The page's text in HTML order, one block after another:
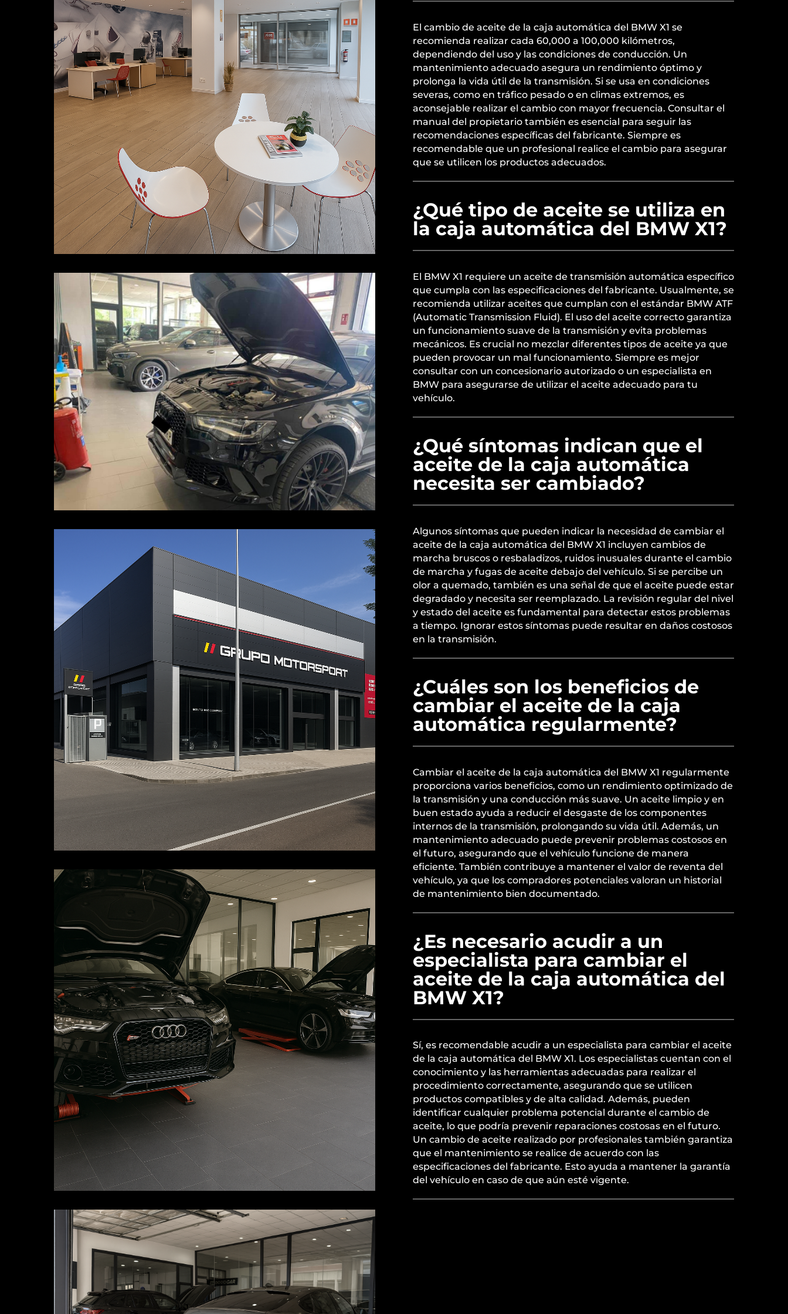
El cambio de aceite de la caja automática del BMW X1 se
recomienda realizar cada 60,000 a 100,000 kilómetros,
dependiendo del uso y las condiciones de conducción. Un
mantenimiento adecuado asegura un rendimiento óptimo y
prolonga la vida útil de la transmisión. Si se usa en condiciones
severas, como en tráfico pesado o en climas extremos, es
aconsejable realizar el cambio con mayor frecuencia. Consultar el
manual del propietario también es esencial para seguir las
recomendaciones específicas del fabricante. Siempre es
recomendable que un profesional realice el cambio para asegurar
que se utilicen los productos adecuados.
¿Qué tipo de aceite se utiliza en
la caja automática del BMW X1?
El BMW X1 requiere un aceite de transmisión automática específico
que cumpla con las especificaciones del fabricante. Usualmente, se
recomienda utilizar aceites que cumplan con el estándar BMW ATF
(Automatic Transmission Fluid). El uso del aceite correcto garantiza
un funcionamiento suave de la transmisión y evita problemas
mecánicos. Es crucial no mezclar diferentes tipos de aceite ya que
pueden provocar un mal funcionamiento. Siempre es mejor
consultar con un concesionario autorizado o un especialista en
BMW para asegurarse de utilizar el aceite adecuado para tu
vehículo.
¿Qué síntomas indican que el
aceite de la caja automática
necesita ser cambiado?
Algunos síntomas que pueden indicar la necesidad de cambiar el
aceite de la caja automática del BMW X1 incluyen cambios de
marcha bruscos o resbaladizos, ruidos inusuales durante el cambio
de marcha y fugas de aceite debajo del vehículo. Si se percibe un
olor a quemado, también es una señal de que el aceite puede estar
degradado y necesita ser reemplazado. La revisión regular del nivel
y estado del aceite es fundamental para detectar estos problemas
a tiempo. Ignorar estos síntomas puede resultar en daños costosos
en la transmisión.
¿Cuáles son los beneficios de
cambiar el aceite de la caja
automática regularmente?
Cambiar el aceite de la caja automática del BMW X1 regularmente
proporciona varios beneficios, como un rendimiento optimizado de
la transmisión y una conducción más suave. Un aceite limpio y en
buen estado ayuda a reducir el desgaste de los componentes
internos de la transmisión, prolongando su vida útil. Además, un
mantenimiento adecuado puede prevenir problemas costosos en
el futuro, asegurando que el vehículo funcione de manera
eficiente. También contribuye a mantener el valor de reventa del
vehículo, ya que los compradores potenciales valoran un historial
de mantenimiento bien documentado.
¿Es necesario acudir a un
especialista para cambiar el
aceite de la caja automática del
BMW X1?
Sí, es recomendable acudir a un especialista para cambiar el aceite
de la caja automática del BMW X1. Los especialistas cuentan con el
conocimiento y las herramientas adecuadas para realizar el
procedimiento correctamente, asegurando que se utilicen
productos compatibles y de alta calidad. Además, pueden
identificar cualquier problema potencial durante el cambio de
aceite, lo que podría prevenir reparaciones costosas en el futuro.
Un cambio de aceite realizado por profesionales también garantiza
que el mantenimiento se realice de acuerdo con las
especificaciones del fabricante. Esto ayuda a mantener la garantía
del vehículo en caso de que aún esté vigente.